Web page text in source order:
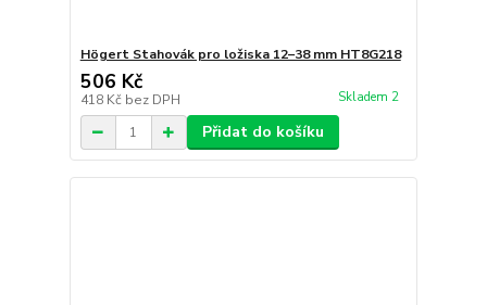
Högert Stahovák pro ložiska 12–38 mm HT8G218
506 Kč
418 Kč bez DPH Skladem 2
Přidat do košíku